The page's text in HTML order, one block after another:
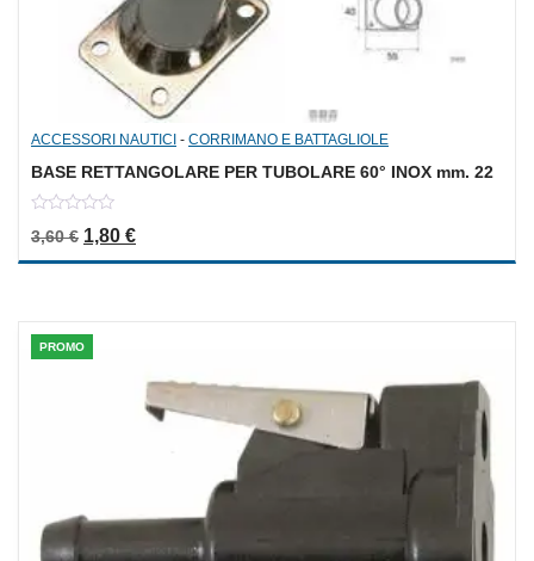
ACCESSORI NAUTICI - CORRIMANO E BATTAGLIOLE
BASE RETTANGOLARE PER TUBOLARE 60° INOX mm. 22
out
3,60€ Il prezzo originale era: 3,60 €.
1,80 €Il prezzo attuale è: 1,80 €.
PROMO